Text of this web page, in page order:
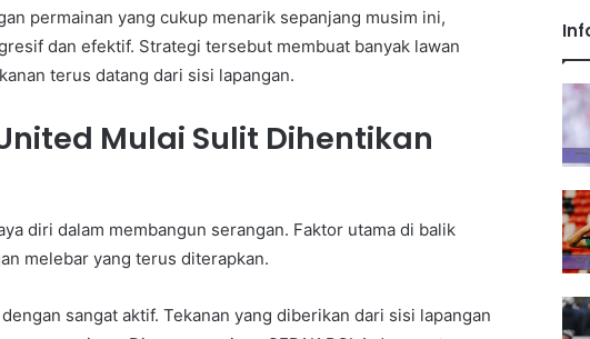
permainan yang cukup menarik sepanjang musim ini,
dan efektif. Strategi tersebut membuat banyak lawan
terus datang dari sisi lapangan.
Mulai Sulit Dihentikan
diri dalam membangun serangan. Faktor utama di balik
melebar yang terus diterapkan.
sangat aktif. Tekanan yang diberikan dari sisi lapangan